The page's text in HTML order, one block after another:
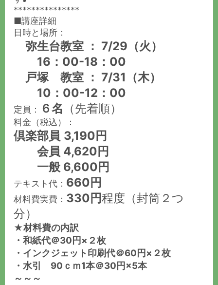
***************
■講座詳細
日時と場所：
弥生台教室 ： 7/29（火）
16：00-18：00
戸塚 教室 ： 7/31（木）
10：00-12：00
定員： ６名 （先着順）
料金（税込）：
倶楽部員 3,190円
会員 4,620円
一般 6,600円
テキスト代： 660円
材料費実費： 330円程度（封筒２つ
分）
★材料費の内訳
・和紙代＠30円×２枚
・インクジェット印刷代＠60円×２枚
・水引 90ｃｍ1本＠30円×5本
～～～